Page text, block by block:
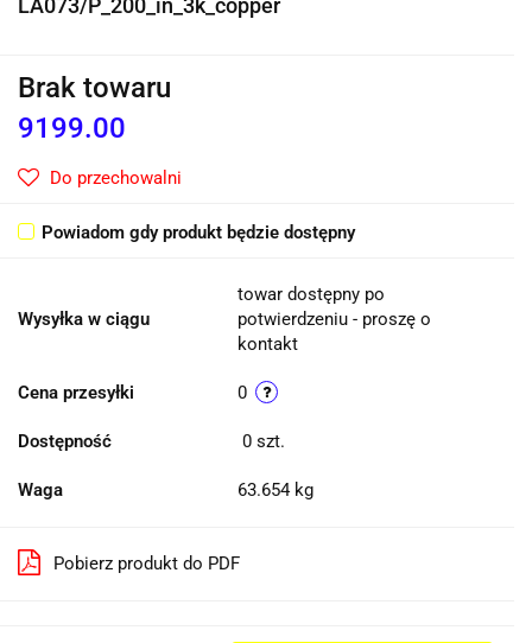
LA073/P_200_in_3k_copper
Brak towaru
9199.00
Do przechowalni
Powiadom gdy produkt będzie dostępny
Wysyłka w ciągu
towar dostępny po
potwierdzeniu - proszę o
kontakt
Cena przesyłki 0
Dostępność 0 szt.
Waga 63.654 kg
Pobierz produkt do PDF